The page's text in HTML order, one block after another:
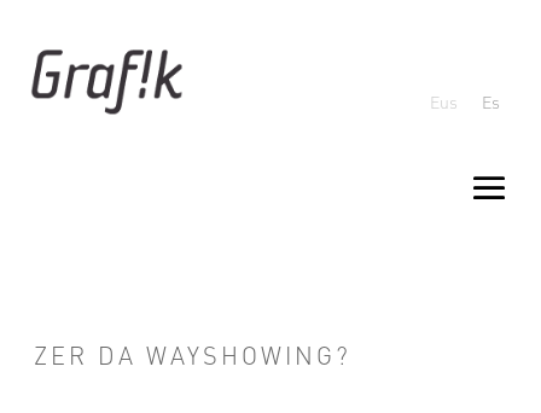
Eus Es
ZER DA WAYSHOWING?